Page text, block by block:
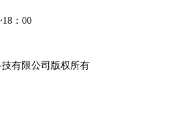
：00
有限公司版权所有